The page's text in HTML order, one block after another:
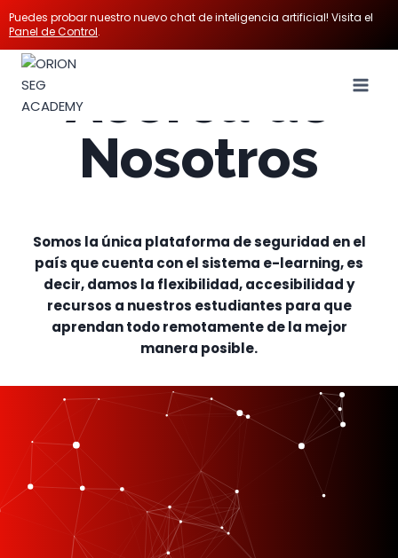
Puedes probar nuestro nuevo chat de inteligencia artificial! Visita el
Panel de Control.
Acerca de
Nosotros
Somos la única plataforma de seguridad en el
país que cuenta con el sistema e-learning, es
decir, damos la flexibilidad, accesibilidad y
recursos a nuestros estudiantes para que
aprendan todo remotamente de la mejor
manera posible.